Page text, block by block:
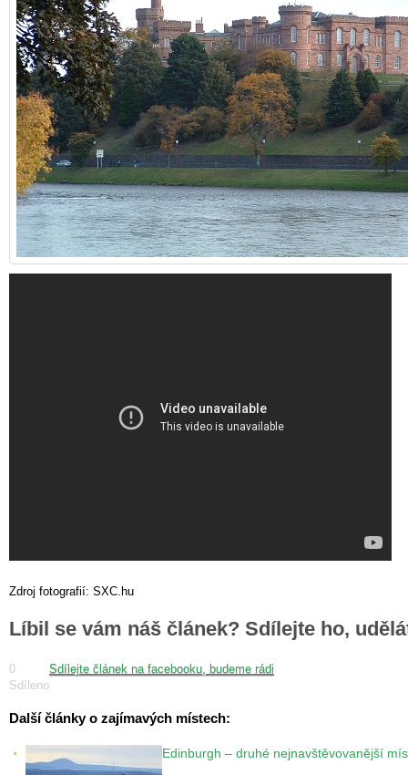
Zdroj fotografií: SXC.hu
Líbil se vám náš článek? Sdílejte ho,
0
Sdíleno
Sdílejte článek na facebooku, budeme rádi
Další články o zajímavých místech:
Edinburgh – druhé nejnavštěvovanější